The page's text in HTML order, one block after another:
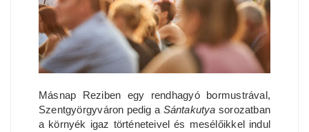
Másnap Reziben egy rendhagyó bormustrával,
Szentgyörgyváron pedig a Sántakutya sorozatban
a környék igaz történeteivel és mesélőikkel indul